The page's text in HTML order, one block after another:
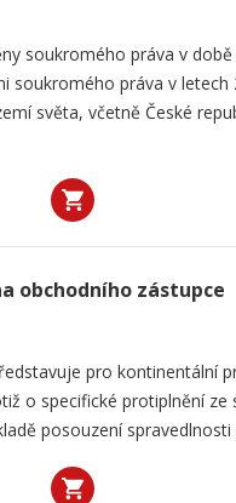
soukromého práva v době
soukromého práva v letech
světa, včetně České
obchodního zástupce
pro kontinentální
o specifické protiplnění
posouzení spravedlnosti